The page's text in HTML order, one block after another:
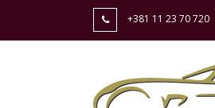
+381 11 23 70 720